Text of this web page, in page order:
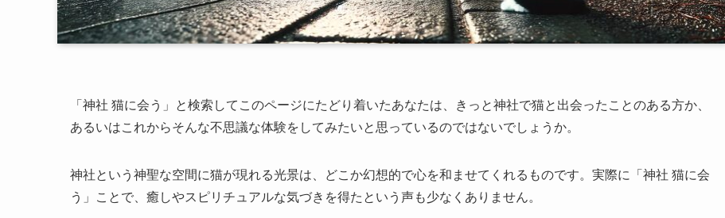
「神社 猫に会う」と検索してこのページにたどり着いたあなたは、きっと神社で猫と出会ったことのある方か、
あるいはこれからそんな不思議な体験をしてみたいと思っているのではないでしょうか。
神社という神聖な空間に猫が現れる光景は、どこか幻想的で心を和ませてくれるものです。実際に「神社 猫に会
う」ことで、癒しやスピリチュアルな気づきを得たという声も少なくありません。